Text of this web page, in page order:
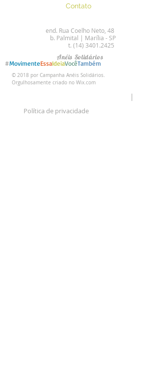
Contato
end. Rua Coelho Neto, 48
b. Palmital | Marília - SP
t. (14) 3401.2425
Anéis Solidários
#MovimenteEssaIdeiaVocêTambém
© 2018 por Campanha Anéis Solidários.
Orgulhosamente criado no Wix.com
|
Política de privacidade